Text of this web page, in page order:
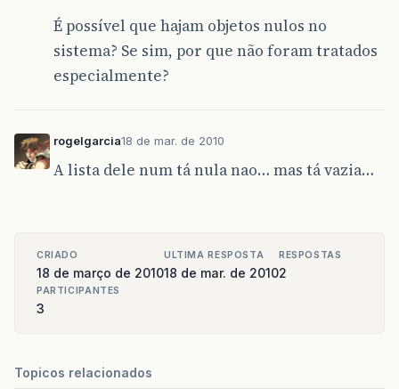
É possível que hajam objetos nulos no
sistema? Se sim, por que não foram tratados
especialmente?
rogelgarcia18 de mar. de 2010
A lista dele num tá nula nao… mas tá vazia…
CRIADO
18 de março de 2010
ULTIMA RESPOSTA
18 de mar. de 2010
RESPOSTAS
2
PARTICIPANTES
3
Topicos relacionados